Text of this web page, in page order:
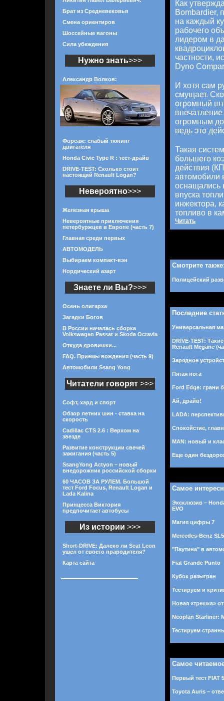
Брат из Средневековья
Смена ориентиров
Шоссейные вагоны
Сила убеждения
Нужно знать>>>
Александр Волков:
Форсаж: слабый тюнинг
двигателя
Honda Civic Type R : тест-драйв
DRIVE-TEST: Сколько стоит
настоящий Renault Logan?
Невероятно>>>
Железная крыша
Невероятные приключения
петербуржцев в Европе (часть 7)
Главная среди первых
АВТОМОДЕЛЬ
Выбираем компакт-вэн
Нордический азарт
Знаете ли Вы?>>>
Осень олигарха
Загадки Богов
В России началась сборка
Volkswagen Passat и Skoda Octavia
Откуда дровишки...
FAQ. Приемы вождения (часть 9)
Автомобили Ssang Yong
Читатели говорят >>>
Софт, хард и спорт
Обзор летних шин - ставка на
скорость
Cadillac CTS 2.6 : Верхом на
звезде
Развитие конструкции свечей
зажигания (часть 5)
SsangYong Actyon – новый
внедорожник российской сборки
60 ЧАСОВ ЗА РУЛЕМ. Большой
тест Ford Focus, Renault Logan и
Lada Kalina
Принцесса Виктория
предпочитает автобусы
Из истории >>>
Short-DRIVE: Далеко ли Seat Leon
ушёл от своего прародителя?
Карта сайта
Как
Bombardier,
на каждый
рабочего
лидером в
частности,
Dyno
И хотя сам
смущает.
огромный
огромным
ведь это
Такая
большего
действия
автомобили
оснащались
впуска
инжектора,
топливо в
Читать
Смотрите
Полицейский
Последние
Универсальная
DRIVE-TEST:
Renault Megane
Зарядное
Пятая нога
Ford Edge: грани
Ай, драйв!
LADA:
Спокойстие,
MAN: новый и
Еще один
Самое
Эксклюзив –
EVO
Магия цифры 7
Mercedes-Benz
"Паутина" в
Fiat Grande Punto
Кубок разыгран
Тестируем и
Новая «трешка»
Neoplan Starliner:
Тестируем
Самое
Первый тест FIAT
Toyota Auris –